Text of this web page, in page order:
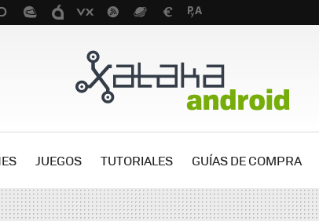
JUEGOS TUTORIALES GUÍAS DE COMPRA